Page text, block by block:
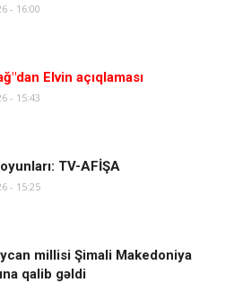
- 16:00
Elvin açıqlaması
- 15:43
TV-AFİŞA
- 15:25
millisi Şimali Makedoniya
qalib gəldi